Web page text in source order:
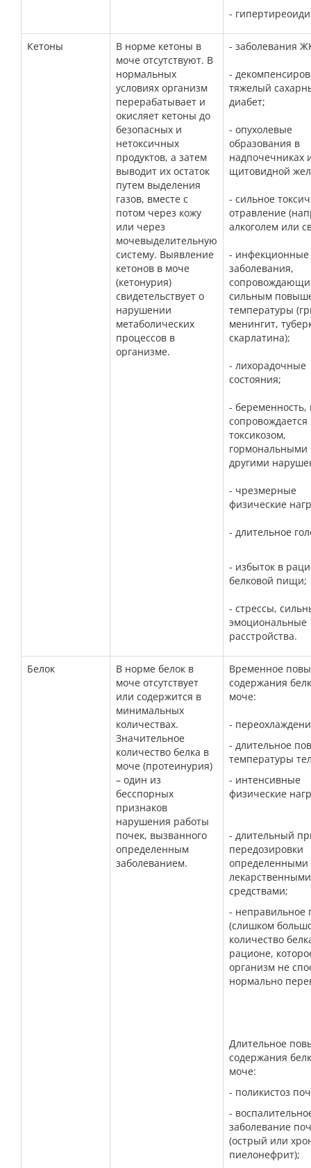
-
Кетоны
В норме кетоны в
моче отсутствуют. В
нормальных
условиях организм
перерабатывает и
окисляет кетоны до
безопасных и
нетоксичных
продуктов, а затем
выводит их остаток
путем выделения
газов, вместе с
потом через кожу
или через
мочевыделительную
систему. Выявление
кетонов в моче
(кетонурия)
свидетельствует о
нарушении
метаболических
процессов в
организме.
- заболевания
-
тяжелый
диабет;
- опухолевые
образования в
надпочечниках
щитовидной
- сильное
отравление
алкоголем или
- инфекционные
заболевания,
сильным
температуры
менингит,
скарлатина);
- лихорадочные
состояния;
- беременность,
сопровождается
токсикозом,
гормональными
другими
- чрезмерные
физические
- длительное
- избыток в
белковой пищи;
- стрессы,
эмоциональные
расстройства.
Белок
В норме белок в
моче отсутствует
или содержится в
минимальных
количествах.
Значительное
количество белка в
моче (протеинурия)
– один из
бесспорных
признаков
нарушения работы
почек, вызванного
определенным
заболеванием.
Временное
содержания
моче:
- п
- длительное
температуры
- интенсивные
физические
- длительный
передозировки
определенными
лекарственными
средствами;
- неправильное
(слишком
количество
рационе,
организм не
нормально
Длительное
содержания
моче:
- поликистоз
-
заболевание
(острый или
пиелонефрит);